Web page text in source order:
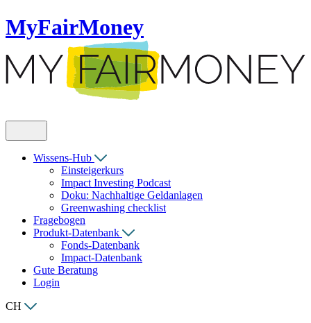
MyFairMoney
Wissens-Hub
Einsteigerkurs
Impact Investing Podcast
Doku: Nachhaltige Geldanlagen
Greenwashing checklist
Fragebogen
Produkt-Datenbank
Fonds-Datenbank
Impact-Datenbank
Gute Beratung
Login
CH